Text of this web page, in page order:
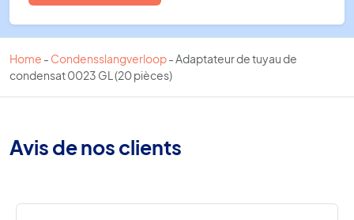
Home - Condensslangverloop- Adaptateur de tuyau de
condensat 0023 GL (20 pièces)
Avis de nos clients